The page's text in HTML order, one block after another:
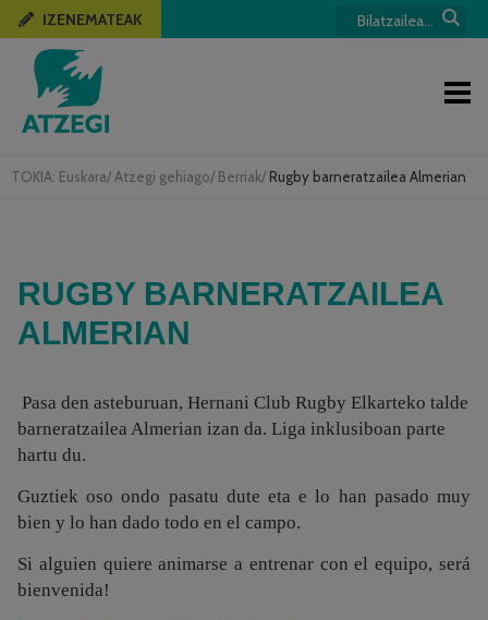
TOKIA: Euskara/ Atzegi gehiago/ Berriak/ Rugby barneratzailea Almerian
IZENEMATEAK
RUGBY BARNERATZAILEA
ALMERIAN
Pasa den asteburuan, Hernani Club Rugby Elkarteko talde
barneratzailea Almerian izan da. Liga inklusiboan parte
hartu du.
Guztiek oso ondo pasatu dute eta e lo han pasado muy
bien y lo han dado todo en el campo.
Si alguien quiere animarse a entrenar con el equipo, será
bienvenida!